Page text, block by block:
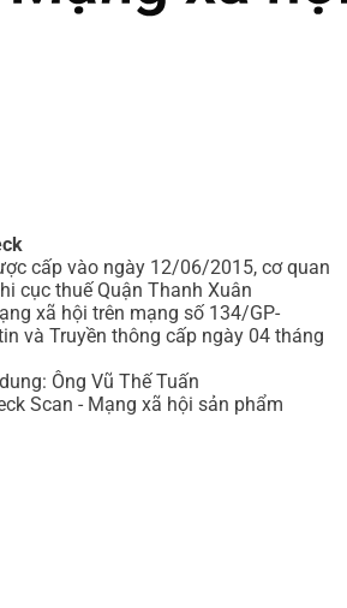
cấp vào ngày 12/06/2015, cơ quan
cục thuế Quận Thanh Xuân
xã hội trên mạng số 134/GP-
và Truyền thông cấp ngày 04 tháng
Ông Vũ Thế Tuấn
Scan - Mạng xã hội sản phẩm